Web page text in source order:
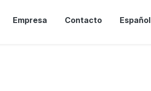
Empresa Contacto Español